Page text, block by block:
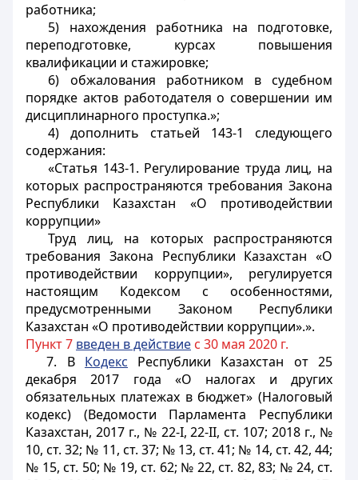
работника;
5) нахождения работника на подготовке,
переподготовке, курсах повышения
квалификации и стажировке;
6) обжалования работником в судебном
порядке актов работодателя о совершении им
дисциплинарного проступка.»;
4) дополнить статьей 143-1 следующего
содержания:
«Статья 143-1. Регулирование труда лиц, на
которых распространяются требования Закона
Республики Казахстан «О противодействии
коррупции»
Труд лиц, на которых распространяются
требования Закона Республики Казахстан «О
противодействии коррупции», регулируется
настоящим Кодексом с особенностями,
предусмотренными Законом Республики
Казахстан «О противодействии коррупции».».
Пункт 7 введен в действие с 30 мая 2020 г.
7. В Кодекс Республики Казахстан от 25
декабря 2017 года «О налогах и других
обязательных платежах в бюджет» (Налоговый
кодекс) (Ведомости Парламента Республики
Казахстан, 2017 г., № 22-I, 22-II, ст. 107; 2018 г., №
10, ст. 32; № 11, ст. 37; № 13, ст. 41; № 14, ст. 42, 44;
№ 15, ст. 50; № 19, ст. 62; № 22, ст. 82, 83; № 24, ст.